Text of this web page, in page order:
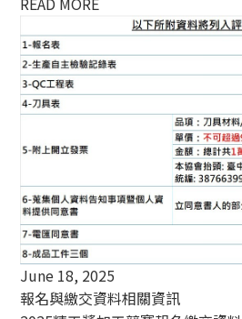
June 18, 2025
報名與繳交資料相關資訊